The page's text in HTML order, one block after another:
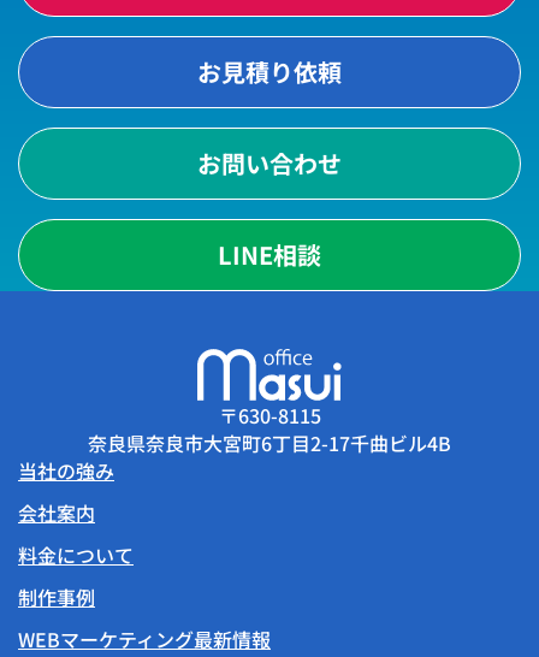
お見積り依頼
お問い合わせ
LINE相談
〒630-8115
奈良県奈良市大宮町6丁目2-17千曲ビル4B
当社の強み
会社案内
料金について
制作事例
WEBマーケティング最新情報